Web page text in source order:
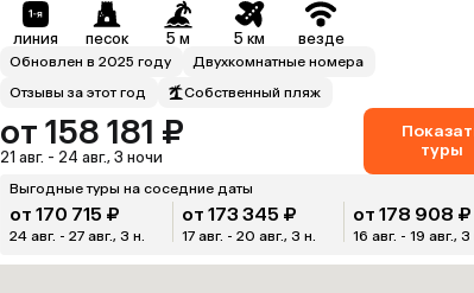
линия песок 5 м 5 км везде
Обновлен в 2025 году
Двухкомнатные номера
Отзывы за этот год
Собственный пляж
от 158 181 ₽
21 авг. - 24 авг., 3 ночи
туры
Выгодные туры на соседние даты
от 170 715 ₽
24 авг. - 27 авг., 3 н.
от 173 345 ₽
17 авг. - 20 авг., 3 н.
от 178 908 ₽
16 авг. - 19 авг., 3